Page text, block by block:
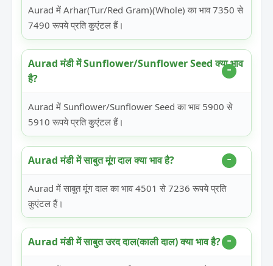
Aurad में Arhar(Tur/Red Gram)(Whole) का भाव 7350 से
7490 रूपये प्रति कुएंटल हैं।
Aurad मंडी में Sunflower/Sunflower Seed क्या भाव
है?
Aurad में Sunflower/Sunflower Seed का भाव 5900 से
5910 रूपये प्रति कुएंटल हैं।
Aurad मंडी में साबुत मूंग दाल क्या भाव है?
Aurad में साबुत मूंग दाल का भाव 4501 से 7236 रूपये प्रति
कुएंटल हैं।
Aurad मंडी में साबुत उरद दाल(काली दाल) क्या भाव है?